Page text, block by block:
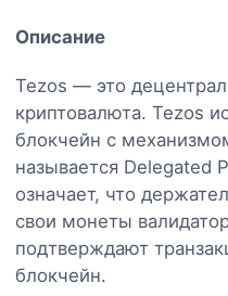
Описание
Tezos — это
криптовалюта. Tezos
блокчейн с
называется Delegated
означает, что
свои монеты
подтверждают
блокчейн.